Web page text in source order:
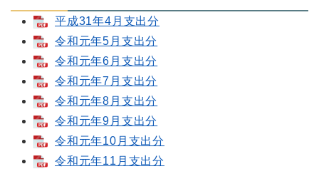
平成31年4月支出分
令和元年5月支出分
令和元年6月支出分
令和元年7月支出分
令和元年8月支出分
令和元年9月支出分
令和元年10月支出分
令和元年11月支出分